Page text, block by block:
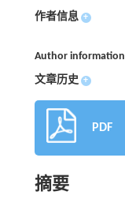
作者信息 +
Author information
文章历史 +
PDF
摘要